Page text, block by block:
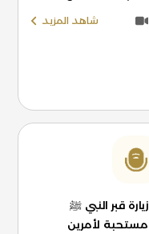
شاهد المزيد
زيارة قبر النبي ﷺ
مستحبة لأمرين